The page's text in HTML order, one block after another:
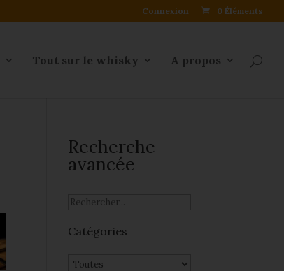
Connexion 0 Éléments
Tout sur le whisky A propos
Recherche
avancée
Catégories